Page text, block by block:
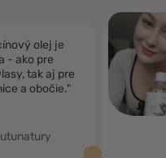
olej je
- ako pre
tak aj pre
a obočie."